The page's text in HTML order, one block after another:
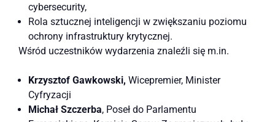
cybersecurity,
Rola sztucznej inteligencji w zwiększaniu poziomu
ochrony infrastruktury krytycznej.
Wśród uczestników wydarzenia znaleźli się m.in.
Krzysztof Gawkowski, Wicepremier, Minister
Cyfryzacji
Michał Szczerba, Poseł do Parlamentu